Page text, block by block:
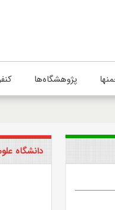
پژوهشگاه‌ها
دانشگاه